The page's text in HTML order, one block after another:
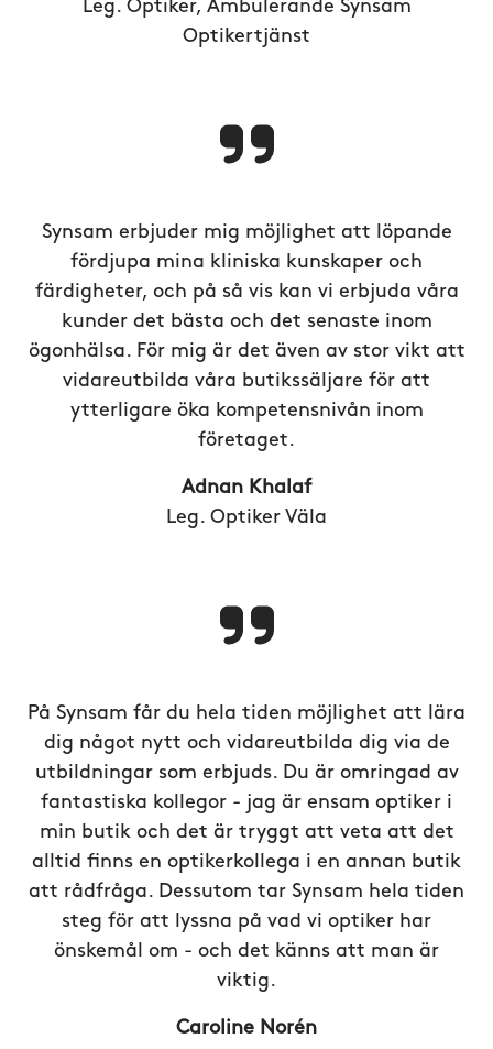
Leg. Optiker, Ambulerande Synsam
Optikertjänst
Synsam erbjuder mig möjlighet att löpande
fördjupa mina kliniska kunskaper och
färdigheter, och på så vis kan vi erbjuda våra
kunder det bästa och det senaste inom
ögonhälsa. För mig är det även av stor vikt att
vidareutbilda våra butikssäljare för att
ytterligare öka kompetensnivån inom
företaget.
Adnan Khalaf
Leg. Optiker Väla
På Synsam får du hela tiden möjlighet att lära
dig något nytt och vidareutbilda dig via de
utbildningar som erbjuds. Du är omringad av
fantastiska kollegor - jag är ensam optiker i
min butik och det är tryggt att veta att det
alltid finns en optikerkollega i en annan butik
att rådfråga. Dessutom tar Synsam hela tiden
steg för att lyssna på vad vi optiker har
önskemål om - och det känns att man är
viktig.
Caroline Norén